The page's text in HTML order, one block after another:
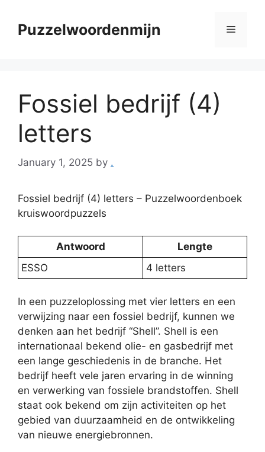
contentPuzzelwoordenmijn Menu
Fossiel bedrijf (4)
letters
January 1, 2025 by .
Fossiel bedrijf (4) letters – Puzzelwoordenboek
kruiswoordpuzzels
Antwoord
Lengte
ESSO
4 letters
In een puzzeloplossing met vier letters en een
verwijzing naar een fossiel bedrijf, kunnen we
denken aan het bedrijf “Shell”. Shell is een
internationaal bekend olie- en gasbedrijf met
een lange geschiedenis in de branche. Het
bedrijf heeft vele jaren ervaring in de winning
en verwerking van fossiele brandstoffen. Shell
staat ook bekend om zijn activiteiten op het
gebied van duurzaamheid en de ontwikkeling
van nieuwe energiebronnen.